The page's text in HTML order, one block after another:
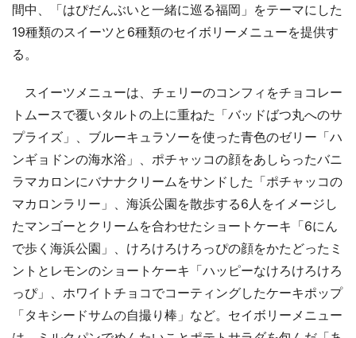
間中、「はぴだんぶいと一緒に巡る福岡」をテーマにした
19種類のスイーツと6種類のセイボリーメニューを提供す
る。
スイーツメニューは、チェリーのコンフィをチョコレー
トムースで覆いタルトの上に重ねた「バッドばつ丸へのサ
プライズ」、ブルーキュラソーを使った青色のゼリー「ハ
ンギョドンの海水浴」、ポチャッコの顔をあしらったバニ
ラマカロンにバナナクリームをサンドした「ポチャッコの
マカロンラリー」、海浜公園を散歩する6人をイメージし
たマンゴーとクリームを合わせたショートケーキ「6にん
で歩く海浜公園」、けろけろけろっぴの顔をかたどったミ
ントとレモンのショートケーキ「ハッピーなけろけろけろ
っぴ」、ホワイトチョコでコーティングしたケーキポップ
「タキシードサムの自撮り棒」など。セイボリーメニュー